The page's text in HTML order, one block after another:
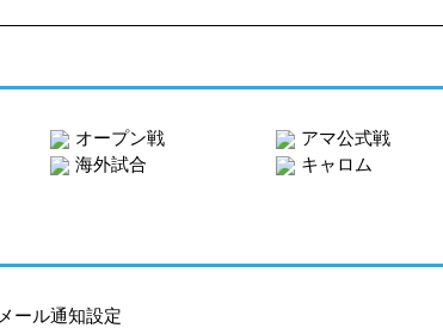
オープン戦
アマ公式戦
海外試合
キャロム
メール通知設定